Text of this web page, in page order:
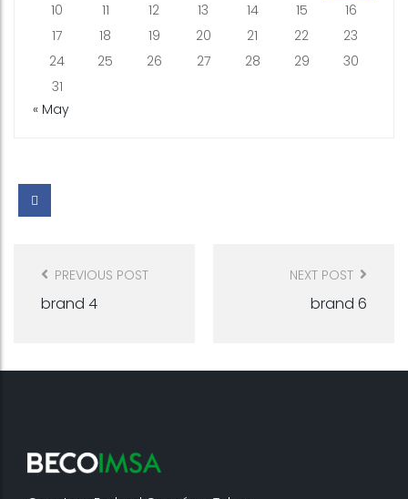
10
11 12 13 14 15
16
17
18 19 20 21 22
23
24
25 26 27 28 29
30
31
« May
NAVIGATION
PREVIOUS POST
brand 4
NEXT POST
brand 6